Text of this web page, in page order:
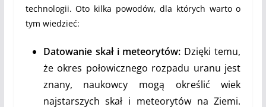
technologii. Oto kilka powodów, dla których warto o
tym wiedzieć:
Datowanie skał i meteorytów: Dzięki temu,
że okres połowicznego rozpadu uranu jest
znany, naukowcy mogą określić wiek
najstarszych skał i meteorytów na Ziemi.